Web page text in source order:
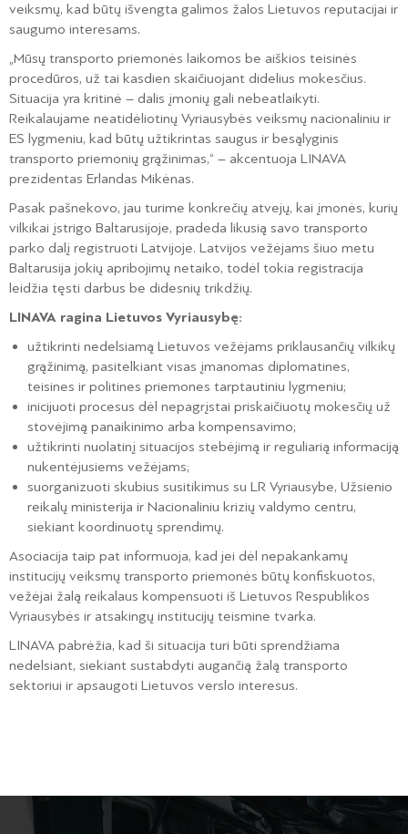
veiksmų, kad būtų išvengta galimos žalos Lietuvos reputacijai ir
saugumo interesams.
„Mūsų transporto priemonės laikomos be aiškios teisinės
procedūros, už tai kasdien skaičiuojant didelius mokesčius.
Situacija yra kritinė – dalis įmonių gali nebeatlaikyti.
Reikalaujame neatidėliotinų Vyriausybės veiksmų nacionaliniu ir
ES lygmeniu, kad būtų užtikrintas saugus ir besąlyginis
transporto priemonių grąžinimas,“ – akcentuoja LINAVA
prezidentas Erlandas Mikėnas.
Pasak pašnekovo, jau turime konkrečių atvejų, kai įmonės, kurių
vilkikai įstrigo Baltarusijoje, pradeda likusią savo transporto
parko dalį registruoti Latvijoje. Latvijos vežėjams šiuo metu
Baltarusija jokių apribojimų netaiko, todėl tokia registracija
leidžia tęsti darbus be didesnių trikdžių.
LINAVA ragina Lietuvos Vyriausybę:
užtikrinti nedelsiamą Lietuvos vežėjams priklausančių vilkikų
grąžinimą, pasitelkiant visas įmanomas diplomatines,
teisines ir politines priemones tarptautiniu lygmeniu;
inicijuoti procesus dėl nepagrįstai priskaičiuotų mokesčių už
stovėjimą panaikinimo arba kompensavimo;
užtikrinti nuolatinį situacijos stebėjimą ir reguliarią informaciją
nukentėjusiems vežėjams;
suorganizuoti skubius susitikimus su LR Vyriausybe, Užsienio
reikalų ministerija ir Nacionaliniu krizių valdymo centru,
siekiant koordinuotų sprendimų.
Asociacija taip pat informuoja, kad jei dėl nepakankamų
institucijų veiksmų transporto priemonės būtų konfiskuotos,
vežėjai žalą reikalaus kompensuoti iš Lietuvos Respublikos
Vyriausybės ir atsakingų institucijų teismine tvarka.
LINAVA pabrėžia, kad ši situacija turi būti sprendžiama
nedelsiant, siekiant sustabdyti augančią žalą transporto
sektoriui ir apsaugoti Lietuvos verslo interesus.